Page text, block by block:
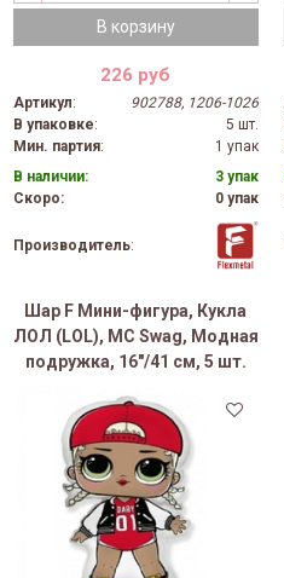
В корзину
226 руб
Артикул:
902788, 1206-1026
В упаковке:
5 шт.
Мин. партия:
1 упак
В наличии:
3 упак
Скоро:
0 упак
Производитель:
Шар F Мини-фигура, Кукла
ЛОЛ (LOL), MC Swag, Модная
подружка, 16"/41 см, 5 шт.